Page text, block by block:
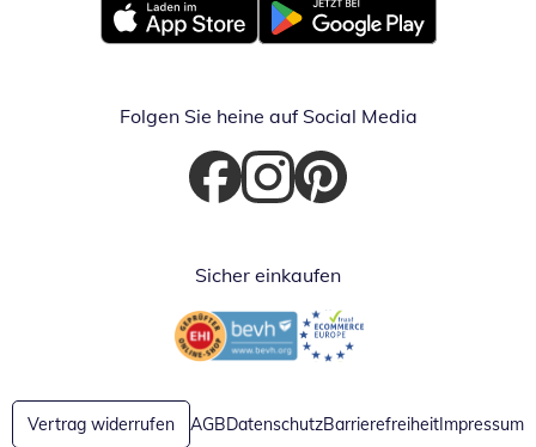
Öffnet in neuem FensterÖffnet in neuem Fenster
Folgen Sie heine auf Social Media
Öffnet in neuem Fenster
Öffnet in neuem Fenster
Öffnet in neuem Fenster
Sicher einkaufen
Öffnet in neuem FensterÖffnet in neuem Fenster
Vertrag widerrufen AGBDatenschutzBarrierefreiheitImpressum